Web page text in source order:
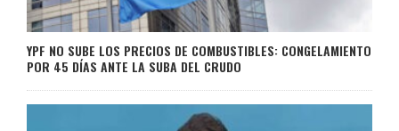
YPF NO SUBE LOS PRECIOS DE COMBUSTIBLES: CONGELAMIENTO
POR 45 DÍAS ANTE LA SUBA DEL CRUDO